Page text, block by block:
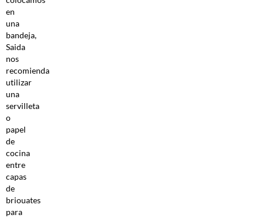
en
una
bandeja,
Saida
nos
recomienda
utilizar
una
servilleta
o
papel
de
cocina
entre
capas
de
briouates
para